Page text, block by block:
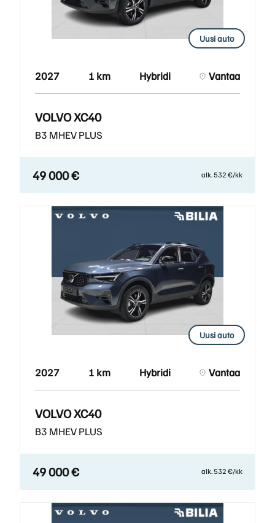
Uusi auto
2027 1 km Hybridi Vantaa
VOLVO XC40
B3 MHEV PLUS
49 000 € alk. 532 €/kk
Uusi auto
2027 1 km Hybridi Vantaa
VOLVO XC40
B3 MHEV PLUS
49 000 € alk. 532 €/kk